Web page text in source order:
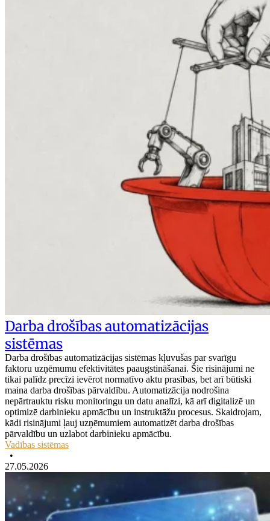
Darba drošības automatizācijas
sistēmas
Darba drošības automatizācijas sistēmas kļuvušas par svarīgu
faktoru uzņēmumu efektivitātes paaugstināšanai. Šie risinājumi ne
tikai palīdz precīzi ievērot normatīvo aktu prasības, bet arī būtiski
maina darba drošības pārvaldību. Automatizācija nodrošina
nepārtrauktu risku monitoringu un datu analīzi, kā arī digitalizē un
optimizē darbinieku apmācību un instruktāžu procesus. Skaidrojam,
kādi risinājumi ļauj uzņēmumiem automatizēt darba drošības
pārvaldību un uzlabot darbinieku apmācību.
Vadības sistēmas
•
27.05.2026